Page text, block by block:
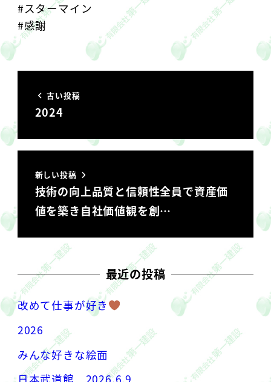
#スターマイン
#感謝
古い投稿
2024
新しい投稿
技術の向上︎品質と信頼性︎全員で資産価
値を築き自社価値観を創…
最近の投稿
改めて仕事が好き
2026
みんな好きな絵面
日本武道館 2026.6.9